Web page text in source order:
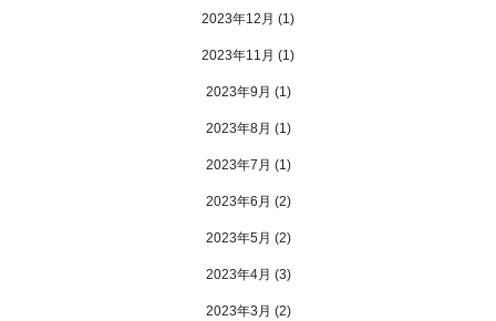
2023年12月 (1)
2023年11月 (1)
2023年9月 (1)
2023年8月 (1)
2023年7月 (1)
2023年6月 (2)
2023年5月 (2)
2023年4月 (3)
2023年3月 (2)